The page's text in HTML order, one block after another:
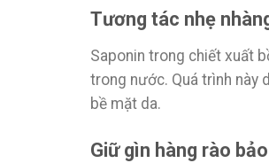
Tương tác nhẹ
Saponin trong chiết xuất
trong nước. Quá trình này
bề mặt da.
Giữ gìn hàng rào